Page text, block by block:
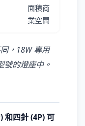
面積商
業空間
，18W 專用
號的燈座中。
和四針 (4P) 可